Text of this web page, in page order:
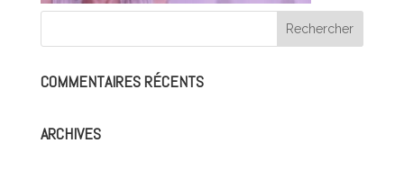
COMMENTAIRES RÉCENTS
ARCHIVES